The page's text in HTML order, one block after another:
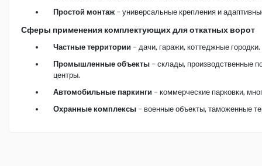
Простой монтаж – универсальные крепления и
Сферы применения комплектующих для откатных ворот
Частные территории – дачи, гаражи, коттеджные городки.
Промышленные объекты – склады, производственные
центры.
Автомобильные паркинги – коммерческие парковки,
Охранные комплексы – военные объекты, таможенные